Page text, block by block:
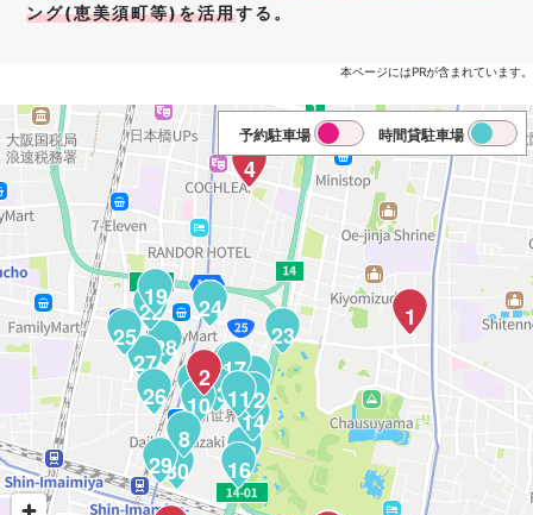
ング(恵美須町等)を活用する。
本ページにはPRが含まれています。
30
29
28
27
26
25
24
23
22
21
20
19
18
17
16
15
14
13 12
11
10
8
4
2
1
予約駐車場 時間貸駐車場